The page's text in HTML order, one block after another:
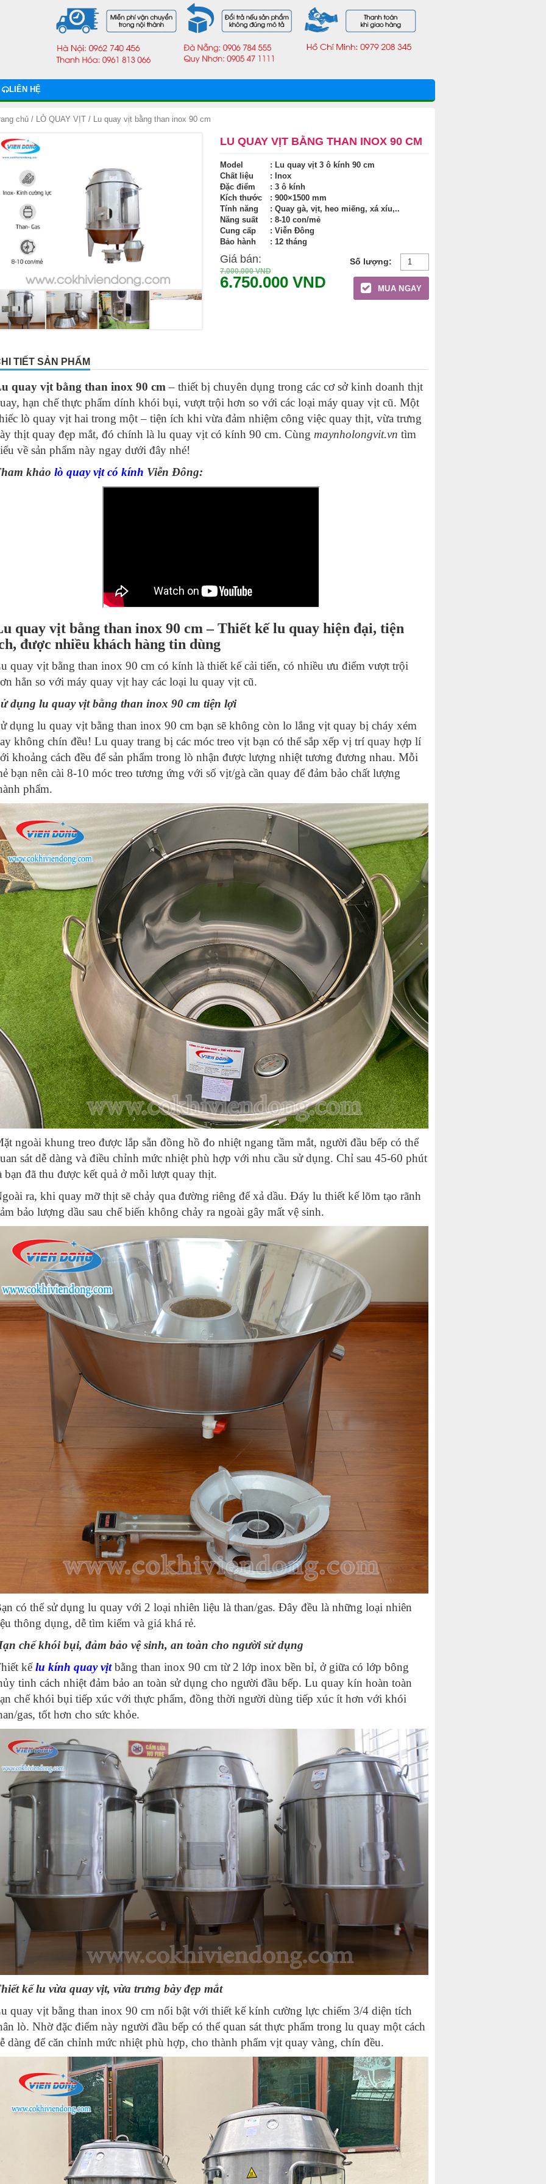
LIÊN HỆ
chủ / LÒ QUAY VỊT / Lu quay vịt bằng than inox 90 cm
LU QUAY VỊT BẰNG THAN INOX 90 CM
Model
: Lu quay vịt 3 ô kính 90 cm
Chất liệu
: Inox
Đặc điểm
: 3 ô kính
Kích thước
: 900×1500 mm
Tính năng
: Quay gà, vịt, heo miếng, xá xíu,..
Năng suất
: 8-10 con/mẻ
Cung cấp
: Viễn Đông
Bảo hành
: 12 tháng
Giá bán:
7.000.000VND
6.750.000 VND MUA NGAY
TIẾT SẢN PHẨM
quay vịt bằng than inox 90 cm – thiết bị chuyên dụng trong các cơ sở kinh doanh thịt
hạn chế thực phẩm dính khói bụi, vượt trội hơn so với các loại máy quay vịt cũ. Một
lò quay vịt hai trong một – tiện ích khi vừa đảm nhiệm công việc quay thịt, vừa trưng
thịt quay đẹp mắt, đó chính là lu quay vịt có kính 90 cm. Cùng maynholongvit.vn tìm
về sản phẩm này ngay dưới đây nhé!
khảo lò quay vịt có kính Viễn Đông:
quay vịt bằng than inox 90 cm – Thiết kế lu quay hiện đại, tiện
được nhiều khách hàng tin dùng
quay vịt bằng than inox 90 cm có kính là thiết kế cải tiến, có nhiều ưu điểm vượt trội
hẳn so với máy quay vịt hay các loại lu quay vịt cũ.
dụng lu quay vịt bằng than inox 90 cm tiện lợi
dụng lu quay vịt bằng than inox 90 cm bạn sẽ không còn lo lắng vịt quay bị cháy xém
không chín đều! Lu quay trang bị các móc treo vịt bạn có thể sắp xếp vị trí quay hợp lí
khoảng cách đều để sản phẩm trong lò nhận được lượng nhiệt tương đương nhau. Mỗi
bạn nên cài 8-10 móc treo tương ứng với số vịt/gà cần quay để đảm bảo chất lượng
phẩm.
ngoài khung treo được lắp sẵn đồng hồ đo nhiệt ngang tầm mắt, người đầu bếp có thể
sát dễ dàng và điều chỉnh mức nhiệt phù hợp với nhu cầu sử dụng. Chỉ sau 45-60 phút
bạn đã thu được kết quả ở mỗi lượt quay thịt.
ra, khi quay mỡ thịt sẽ chảy qua đường riêng để xả dầu. Đáy lu thiết kế lõm tạo rãnh
bảo lượng dầu sau chế biến không chảy ra ngoài gây mất vệ sinh.
có thể sử dụng lu quay với 2 loại nhiên liệu là than/gas. Đây đều là những loại nhiên
thông dụng, dễ tìm kiếm và giá khá rẻ.
chế khói bụi, đảm bảo vệ sinh, an toàn cho người sử dụng
kếlu kính quay vịtbằng than inox 90 cm từ 2 lớp inox bền bỉ, ở giữa có lớp bông
tinh cách nhiệt đảm bảo an toàn sử dụng cho người đầu bếp. Lu quay kín hoàn toàn
chế khói bụi tiếp xúc với thực phẩm, đồng thời người dùng tiếp xúc ít hơn với khói
gas, tốt hơn cho sức khỏe.
kế lu vừa quay vịt, vừa trưng bày đẹp mắt
quay vịt bằng than inox 90 cm nổi bật với thiết kế kính cường lực chiếm 3/4 diện tích
lò. Nhờ đặc điểm này người đầu bếp có thể quan sát thực phẩm trong lu quay một cách
dàng để căn chỉnh mức nhiệt phù hợp, cho thành phẩm vịt quay vàng, chín đều.